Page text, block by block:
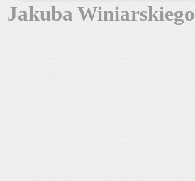
Jakuba Winiarskiego